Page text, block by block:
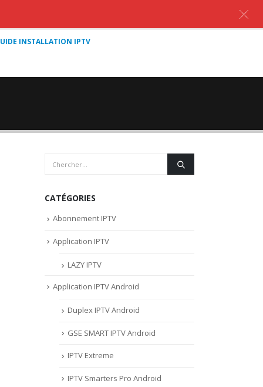
INSTALLATION IPTV
CATÉGORIES
Abonnement IPTV
Application IPTV
LAZY IPTV
Application IPTV Android
Duplex IPTV Android
GSE SMART IPTV Android
IPTV Extreme
IPTV Smarters Pro Android